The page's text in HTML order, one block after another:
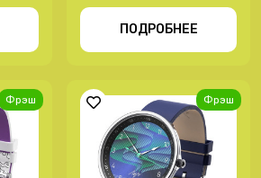
ПОДРОБНЕЕ
Фрэш Фрэш